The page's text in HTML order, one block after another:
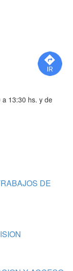
13:30 hs. y de
DE